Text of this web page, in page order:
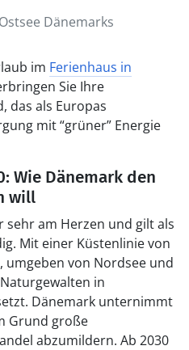
Dänemarks
im Ferienhaus in
Sie Ihre
das als Europas
mit “grüner” Energie
Wie Dänemark den
will
am Herzen und gilt als
Mit einer Küstenlinie von
umgeben von Nordsee und
in
Dänemark unternimmt
Grund große
abzumildern. Ab 2030